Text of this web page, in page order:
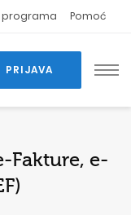
programa Pomoć
PRIJAVA
Fakture, e-